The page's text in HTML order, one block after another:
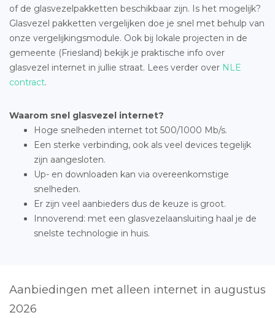
of de glasvezelpakketten beschikbaar zijn. Is het mogelijk?
Glasvezel pakketten vergelijken doe je snel met behulp van
onze vergelijkingsmodule. Ook bij lokale projecten in de
gemeente (Friesland) bekijk je praktische info over
glasvezel internet in jullie straat. Lees verder over NLE
contract.
Waarom snel glasvezel internet?
Hoge snelheden internet tot 500/1000 Mb/s.
Een sterke verbinding, ook als veel devices tegelijk
zijn aangesloten.
Up- en downloaden kan via overeenkomstige
snelheden.
Er zijn veel aanbieders dus de keuze is groot.
Innoverend: met een glasvezelaansluiting haal je de
snelste technologie in huis.
Aanbiedingen met alleen internet in augustus
2026